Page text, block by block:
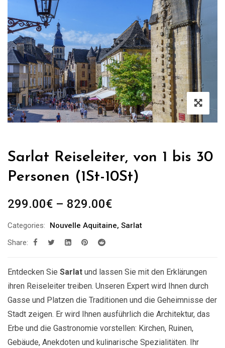
Sarlat Reiseleiter, von 1 bis 30
Personen (1St-10St)
299.00€ – 829.00€Preisspanne:
bis
Categories: Nouvelle Aquitaine, Sarlat
Share:
Entdecken Sie Sarlat und lassen Sie mit den Erklärungen
ihren Reiseleiter treiben. Unseren Expert wird Ihnen durch
Gasse und Platzen die Traditionen und die Geheimnisse der
Stadt zeigen. Er wird Ihnen ausführlich die Architektur, das
Erbe und die Gastronomie vorstellen: Kirchen, Ruinen,
Gebäude, Anekdoten und kulinarische Spezialitäten. Ihr